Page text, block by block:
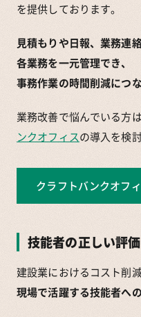
を提供しております。
見積もりや日報、業務連
各業務を一元管理でき、
事務作業の時間削減につ
業務改善で悩んでいる方
ンクオフィスの導入を検
クラフトバンクオフ
技能者の正しい評
建設業におけるコスト削
現場で活躍する技能者へ